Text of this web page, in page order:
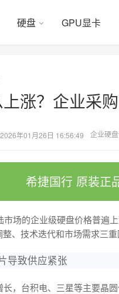
硬盘 GPU显卡
涨？企业采
2026年01月26日 16:56:49 企业硬
希捷国行 原装正
场的企业级硬盘价格普遍
、技术迭代和市场需求三重
导致供应紧张
，台积电、三星等主要晶